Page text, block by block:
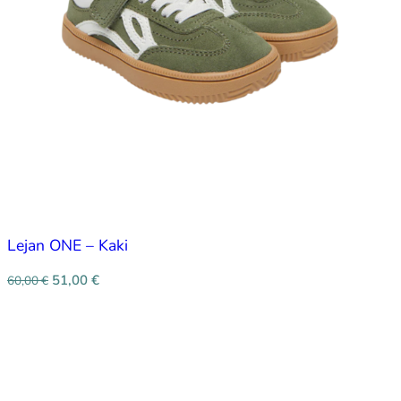
Lejan ONE – Kaki
60,00€ 51,00 €